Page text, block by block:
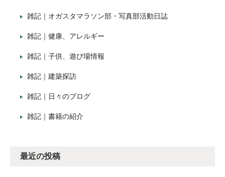
雑記｜オガスタマラソン部・写真部活動日誌
雑記｜健康、アレルギー
雑記｜子供、遊び場情報
雑記｜建築探訪
雑記｜日々のブログ
雑記｜書籍の紹介
最近の投稿